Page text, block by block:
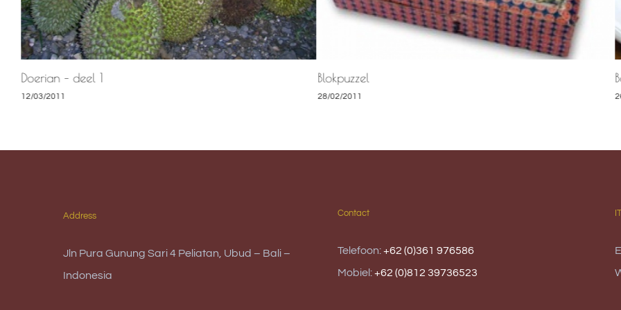
Doerian – deel 1
12/03/2011
Blokpuzzel
28/02/2011
Address
Jln Pura Gunung Sari 4 Peliatan, Ubud – Bali –
Indonesia
Contact
Telefoon:+62 (0)361 976586
Mobiel:+62 (0)812 39736523
IT